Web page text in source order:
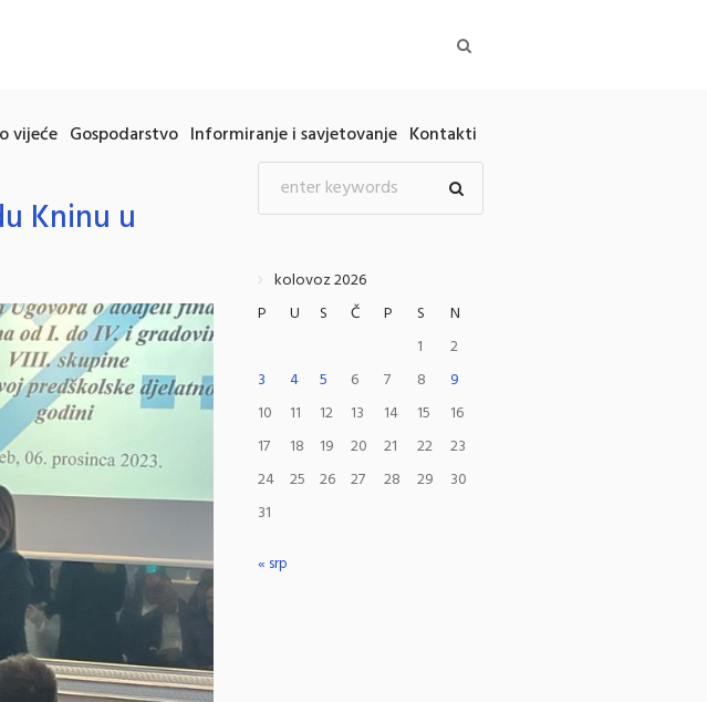
vijeće Gospodarstvo Informiranje i savjetovanje Kontakti
Kninu u
kolovoz 2026
P
U S Č P S
N
1
2
3
4 5 6 7 8
9
10
11 12 13 14 15
16
17
18 19 20 21 22
23
24
25 26 27 28 29
30
31
« srp